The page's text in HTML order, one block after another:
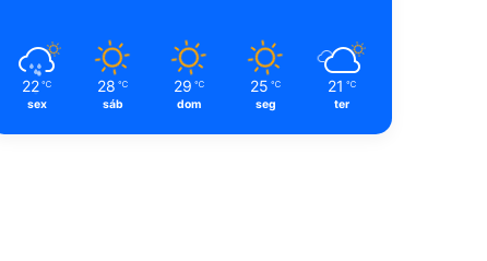
22 ℃
sex
28 ℃
sáb
29 ℃
dom
25 ℃
seg
21 ℃
ter